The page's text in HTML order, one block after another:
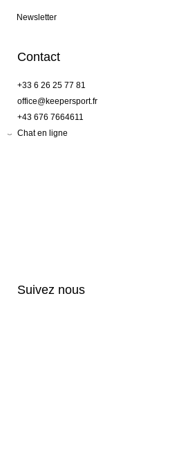
Newsletter
Contact
+33 6 26 25 77 81
office@keepersport.fr
+43 676 7664611
Chat en ligne
Suivez nous